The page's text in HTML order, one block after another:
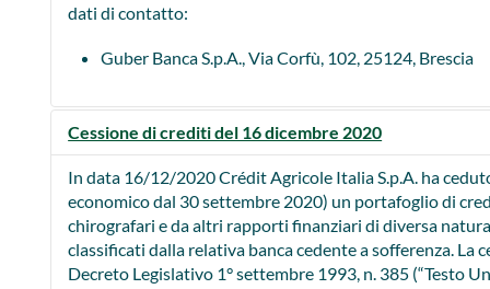
dati di contatto:
Guber Banca S.p.A., Via Corfù, 102, 25124, Brescia
Cessione di crediti del 16 dicembre 2020
In data 16/12/2020 Crédit Agricole Italia S.p.A. ha
economico dal 30 settembre 2020) un portafoglio di
chirografari e da altri rapporti finanziari di diversa
classificati dalla relativa banca cedente a sofferenza. La
Decreto Legislativo 1° settembre 1993, n. 385 (“Testo